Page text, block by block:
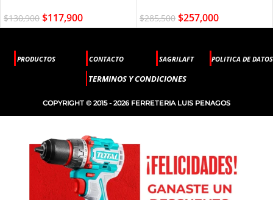
$130,900 $117,900 $285,500 $257,000
PRODUCTOS CONTACTO SAGRILAFT POLITICA DE DATOS
TERMINOS Y CONDICIONES
COPYRIGHT © 2015 - 2026 FERRETERIA LUIS PENAGOS